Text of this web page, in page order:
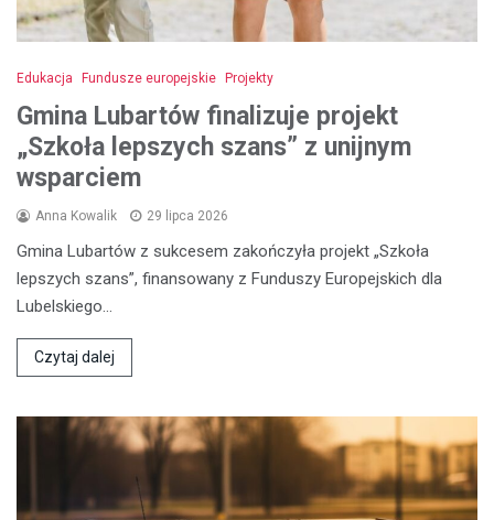
Edukacja Fundusze europejskie Projekty
Gmina Lubartów finalizuje projekt
„Szkoła lepszych szans” z unijnym
wsparciem
Anna Kowalik 29 lipca 2026
Gmina Lubartów z sukcesem zakończyła projekt „Szkoła
lepszych szans”, finansowany z Funduszy Europejskich dla
Lubelskiego…
Czytaj dalej